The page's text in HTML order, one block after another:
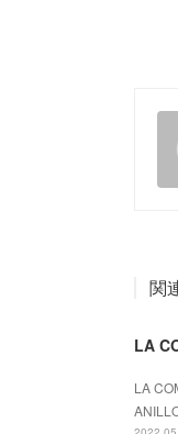
関
LA
LA